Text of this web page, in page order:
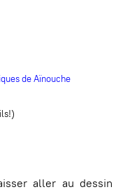
deAïnouche
aller au dessin